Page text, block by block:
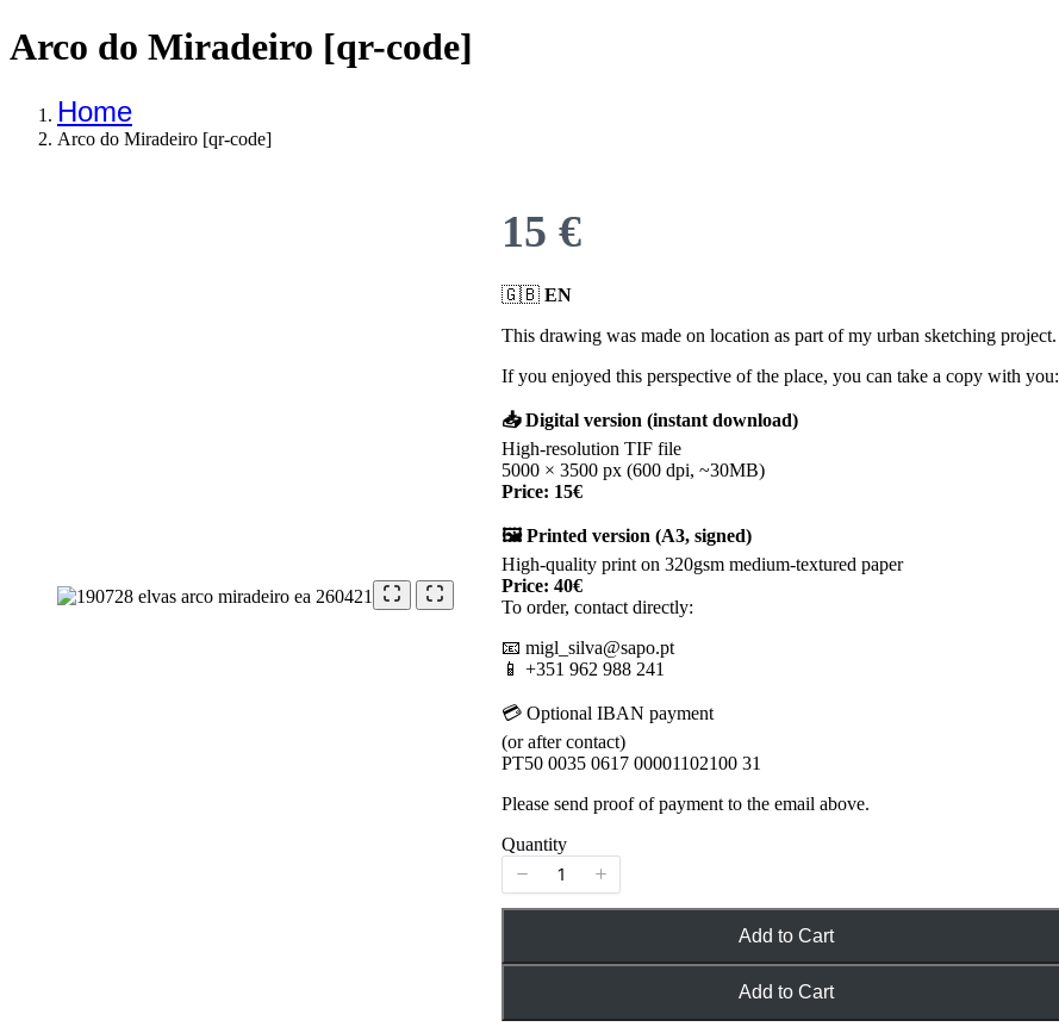
Arco do Miradeiro [qr-code]
Home
Arco do Miradeiro [qr-code]
Now
15 €
🇬🇧 EN
This drawing was made on location as part of my urban sketching project.
If you enjoyed this perspective of the place, you can take a copy with you:
📥 Digital version (instant download)
High-resolution TIF file
5000 × 3500 px (600 dpi, ~30MB)
Price: 15€
🖼️ Printed version (A3, signed)
High-quality print on 320gsm medium-textured paper
Price: 40€
To order, contact directly:
📧 migl_silva@sapo.pt
📱 +351 962 988 241
💳 Optional IBAN payment
(or after contact)
PT50 0035 0617 00001102100 31
Please send proof of payment to the email above.
Quantity
Add to Cart
Add to Cart